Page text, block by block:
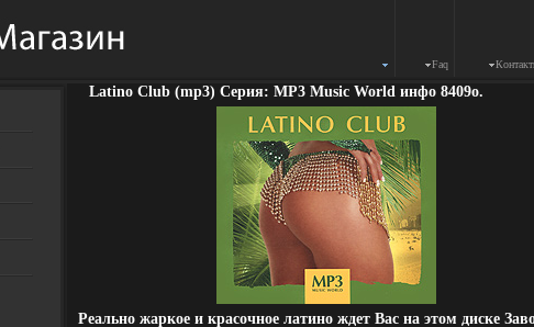
Faq
Latino Club (mp3) Серия: MP3 Music World инфо 8409o.
Реально жаркое и красочное латино ждет Вас на этом диске